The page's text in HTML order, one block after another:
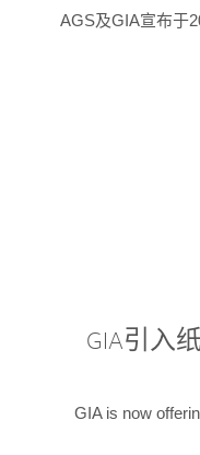
AGS及GIA宣布于
GIA引入
GIA is now